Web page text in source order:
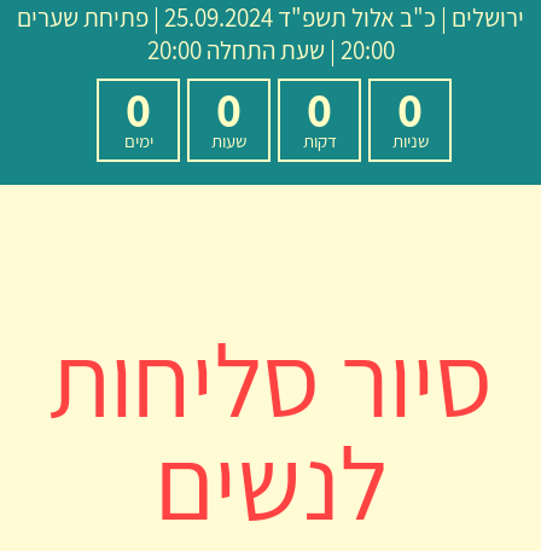
ירושלים | כ"ב אלול תשפ"ד
25.09.2024 | פתיחת שערים
20:00 | שעת התחלה 20:00
0
שניות
0
דקות
0
שעות
0
ימים
סיור סליחות
לנשים